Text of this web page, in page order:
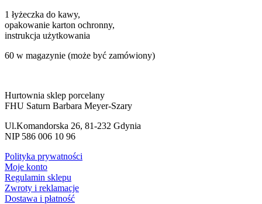
1 łyżeczka do kawy,
opakowanie karton ochronny,
instrukcja użytkowania
60 w magazynie (może być zamówiony)
Hurtownia sklep porcelany
FHU Saturn Barbara Meyer-Szary
Ul.Komandorska 26, 81-232 Gdynia
NIP 586 006 10 96
Polityka prywatności
Moje konto
Regulamin sklepu
Zwroty i reklamacje
Dostawa i płatność